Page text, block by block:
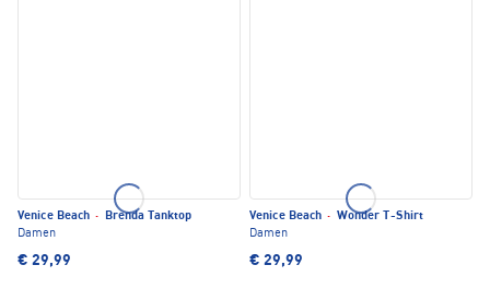
Venice Beach ·
Brenda Tanktop
Damen
€ 29,99
Venice Beach · Wonder T-Shirt
Damen
€ 29,99